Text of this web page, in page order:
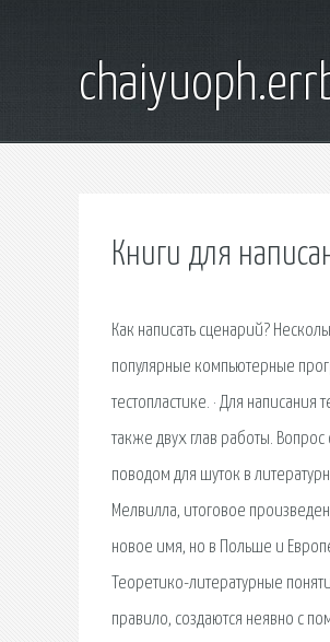
Книги для
Как написать сценарий?
популярные компьютерные
тестопластике. · Для
также двух глав работы.
поводом для шуток в
Мелвилла, итоговое
новое имя, но в Польше и
Теоретико-литературные
правило, создаются неявно с